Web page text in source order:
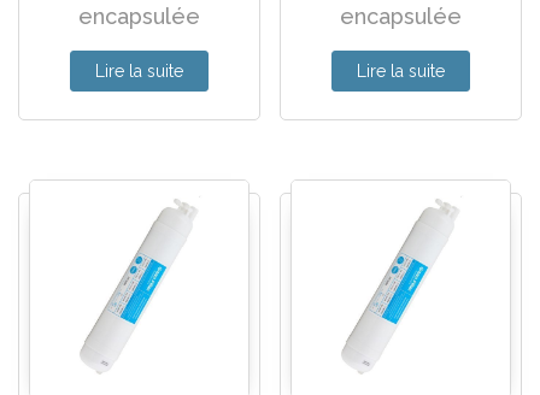
encapsulée
Lire la suite
encapsulée
Lire la suite